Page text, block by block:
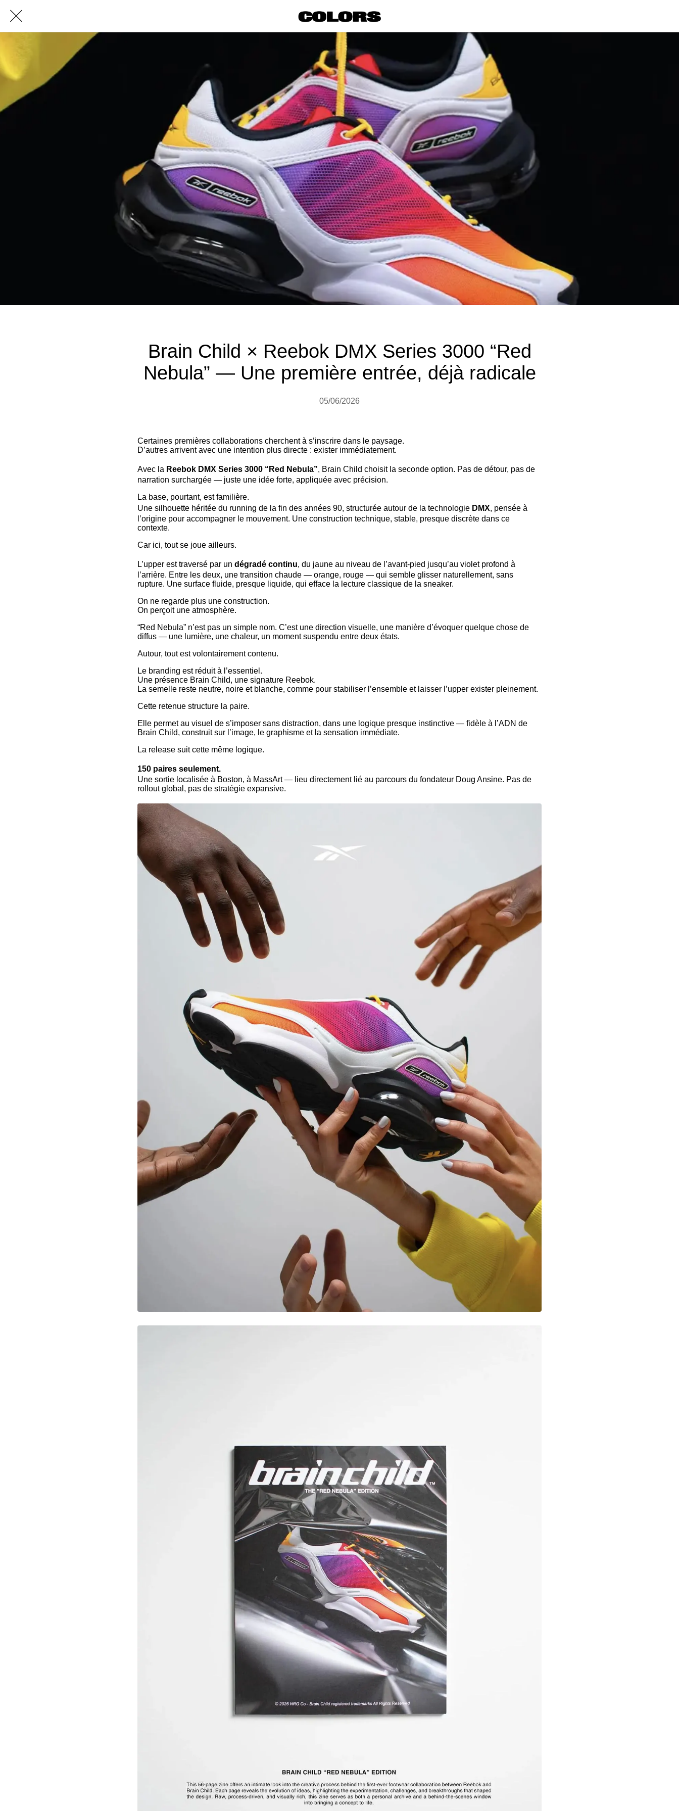
Brain Child × Reebok DMX Series 3000 “Red
Nebula” — Une première entrée, déjà radicale
05/06/2026
Certaines premières collaborations cherchent à s’inscrire dans le paysage.
D’autres arrivent avec une intention plus directe : exister immédiatement.
Avec la Reebok DMX Series 3000 “Red Nebula”, Brain Child choisit la seconde option. Pas de détour, pas de
narration surchargée — juste une idée forte, appliquée avec précision.
La base, pourtant, est familière.
Une silhouette héritée du running de la fin des années 90, structurée autour de la technologie DMX, pensée à
l’origine pour accompagner le mouvement. Une construction technique, stable, presque discrète dans ce
contexte.
Car ici, tout se joue ailleurs.
L’upper est traversé par un dégradé continu, du jaune au niveau de l’avant-pied jusqu’au violet profond à
l’arrière. Entre les deux, une transition chaude — orange, rouge — qui semble glisser naturellement, sans
rupture. Une surface fluide, presque liquide, qui efface la lecture classique de la sneaker.
On ne regarde plus une construction.
On perçoit une atmosphère.
“Red Nebula” n’est pas un simple nom. C’est une direction visuelle, une manière d’évoquer quelque chose de
diffus — une lumière, une chaleur, un moment suspendu entre deux états.
Autour, tout est volontairement contenu.
Le branding est réduit à l’essentiel.
Une présence Brain Child, une signature Reebok.
La semelle reste neutre, noire et blanche, comme pour stabiliser l’ensemble et laisser l’upper exister pleinement.
Cette retenue structure la paire.
Elle permet au visuel de s’imposer sans distraction, dans une logique presque instinctive — fidèle à l’ADN de
Brain Child, construit sur l’image, le graphisme et la sensation immédiate.
La release suit cette même logique.
150 paires seulement.
Une sortie localisée à Boston, à MassArt — lieu directement lié au parcours du fondateur Doug Ansine. Pas de
rollout global, pas de stratégie expansive.